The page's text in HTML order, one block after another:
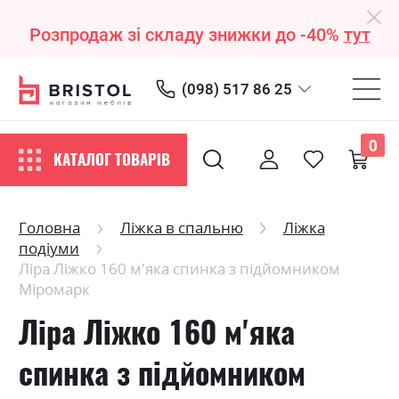
Розпродаж зі складу знижки до -40% тут
(098) 517 86 25
КАТАЛОГ ТОВАРІВ
0
Головна Ліжка в спальню
Ліжка
подіуми
Ліра Ліжко 160 м'яка спинка з підйомником
Міромарк
Ліра Ліжко 160 м'яка
спинка з підйомником